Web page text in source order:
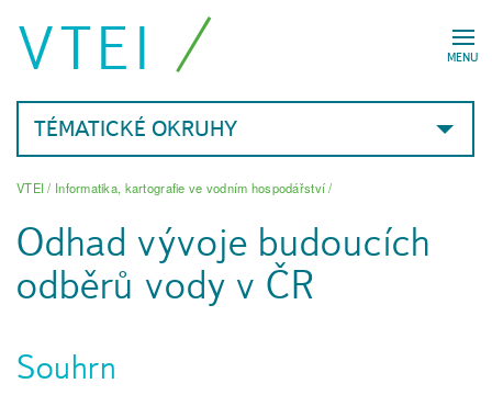
MENU
VTEI
TÉMATICKÉ OKRUHY
VTEI/ Informatika, kartografie ve vodním hospodářství/
Odhad vývoje budoucích
odběrů vody v ČR
Souhrn